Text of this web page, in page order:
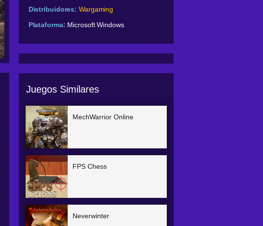
Distribuidores: Wargaming
Plataforma: Microsoft Windows
Juegos Similares
MechWarrior Online
FPS Chess
Neverwinter